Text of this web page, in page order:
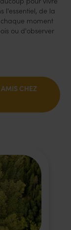
pour vivre
l'essentiel, de la
moment
ou d'observer
AMIS CHEZ